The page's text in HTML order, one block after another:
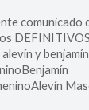
comunicado
y